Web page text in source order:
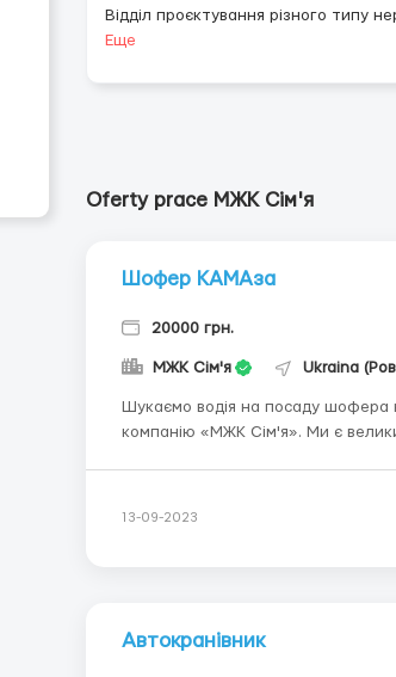
Відділ проєктування різного типу
Еще
Oferty prace МЖК Сім'я
Шофер КАМАза
20000 грн.
МЖК Сім'я Ukraina
Шукаємо водія на посаду шофера
компанію «МЖК Сім'я». Ми є
13-09-2023
Автокранівник